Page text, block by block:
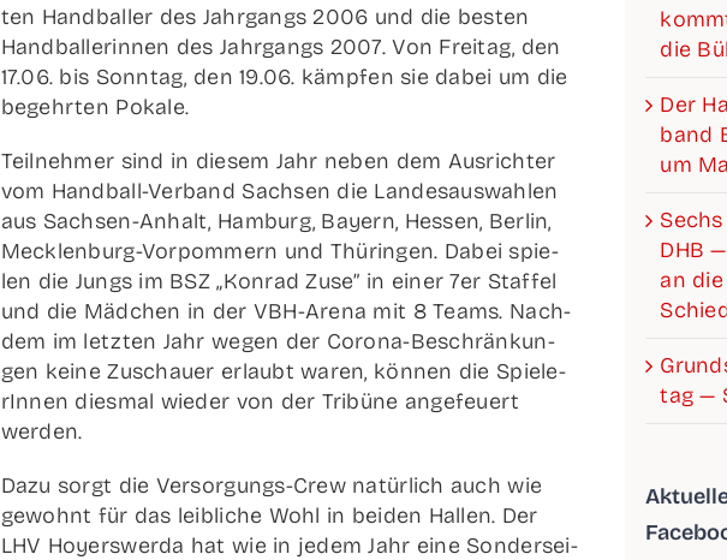
ten Hand­bal­ler des Jahr­gangs 2006 und die bes­ten
Hand­bal­le­rin­nen des Jahr­gangs 2007. Von Frei­tag, den
17.06. bis Sonn­tag, den 19.06. kämp­fen sie dabei um die
begehr­ten Pokale.
Teil­neh­mer sind in die­sem Jahr neben dem Aus­rich­ter
vom Han­d­­ball-Ver­­­band Sach­sen die Lan­des­aus­wah­len
aus Sach­­sen-Anhalt, Ham­burg, Bay­ern, Hes­sen, Ber­lin,
Meck­­len­­burg-Vor­­­pom­­mern und Thü­rin­gen. Dabei spie­
len die Jungs im BSZ „Kon­rad Zuse” in einer 7er Staf­fel
und die Mäd­chen in der VBH-Are­­na mit 8 Teams. Nach­
dem im letz­ten Jahr wegen der Coro­­na-Beschrän­­kun­­
gen kei­ne Zuschau­er erlaubt waren, kön­nen die Spie­le­
rIn­nen dies­mal wie­der von der Tri­bü­ne ange­feu­ert
werden.
Dazu sorgt die Ver­­­sor­­gungs-Crew natür­lich auch wie
gewohnt für das leib­li­che Wohl in bei­den Hal­len. Der
LHV Hoyers­wer­da hat wie in jedem Jahr eine Son­der­sei­
die
Der
band
um
DHB
an
tag —